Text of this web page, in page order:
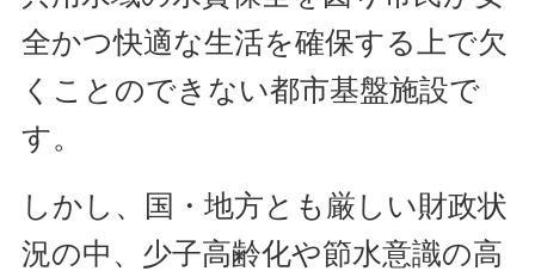
全かつ快適な生活を確保する上で欠
くことのできない都市基盤施設で
す。
しかし、国・地方とも厳しい財政状
況の中、少子高齢化や節水意識の高